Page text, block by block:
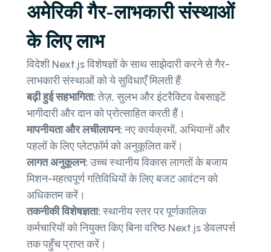
अमेरिकी गैर-लाभकारी संस्थाओं
के लिए लाभ
विदेशी Next.js विशेषज्ञों के साथ साझेदारी करने से गैर-
लाभकारी संस्थाओं को ये सुविधाएँ मिलती हैं:
बढ़ी हुई सहभागिता:तेज़, सुलभ और इंटरैक्टिव वेबसाइटें
भागीदारी और दान को प्रोत्साहित करती हैं।
मापनीयता और लचीलापन:नए कार्यक्रमों, अभियानों और
पहलों के लिए प्लेटफ़ॉर्म को अनुकूलित करें।
लागत अनुकूलन:उच्च स्थानीय विकास लागतों के बजाय
मिशन-महत्वपूर्ण गतिविधियों के लिए बजट आवंटन को
अधिकतम करें।
तकनीकी विशेषज्ञता:स्थानीय स्तर पर पूर्णकालिक
कर्मचारियों को नियुक्त किए बिना वरिष्ठ Next.js डेवलपर्स
तक पहुँच प्राप्त करें।